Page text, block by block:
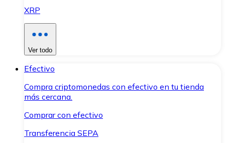
XRP
Ver todo
Efectivo
Compra criptomonedas con efectivo en tu tienda
más cercana.
Comprar con efectivo
Transferencia SEPA